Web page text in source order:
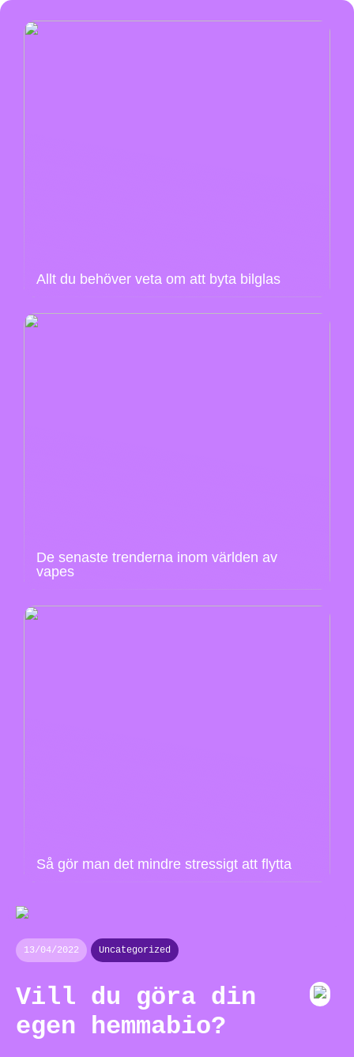
Allt du behöver veta om att byta bilglas
De senaste trenderna inom världen av
vapes
Så gör man det mindre stressigt att flytta
13/04/2022 Uncategorized
Vill du göra din
egen hemmabio?